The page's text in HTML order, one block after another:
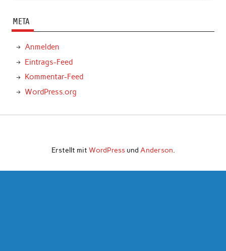
META
Anmelden
Eintrags-Feed
Kommentar-Feed
WordPress.org
Erstellt mit WordPressund Anderson